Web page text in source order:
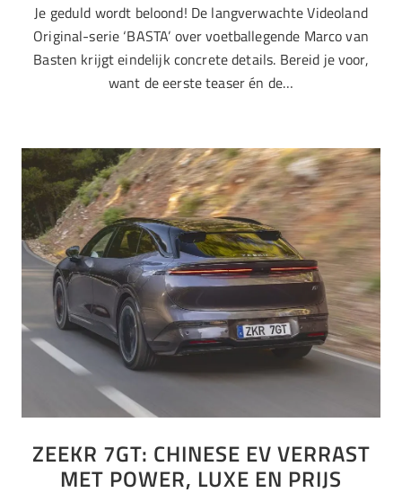
Je geduld wordt beloond! De langverwachte Videoland
Original-serie ‘BASTA’ over voetballegende Marco van
Basten krijgt eindelijk concrete details. Bereid je voor,
want de eerste teaser én de…
ZEEKR 7GT: CHINESE EV VERRAST
MET POWER, LUXE EN PRIJS